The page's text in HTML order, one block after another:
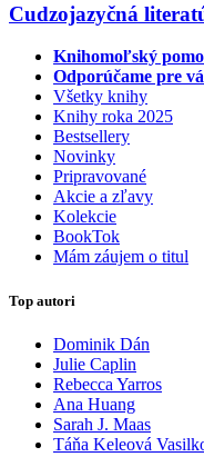
Cudzojazyčná
Knihomoľský
Odporúčame pre
Všetky knihy
Knihy roka 2025
Bestsellery
Novinky
Pripravované
Akcie a zľavy
Kolekcie
BookTok
Mám záujem o titul
Top autori
Dominik Dán
Julie Caplin
Rebecca Yarros
Ana Huang
Sarah J. Maas
Táňa Keleová